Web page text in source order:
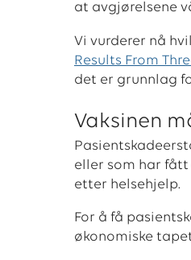
at avgjørelsene
Vi vurderer nå
Results From
det er grunnlag
Vaksinen
eller som har fått
etter helsehjelp.
For å få
økonomiske